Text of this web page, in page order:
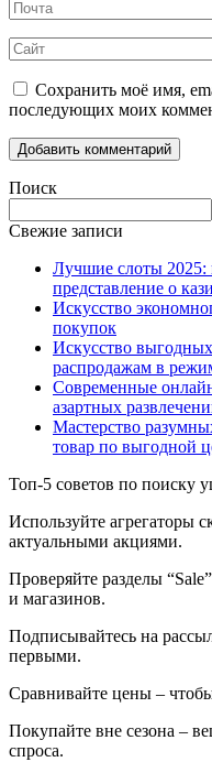
Сохранить моё имя,
последующих моих
Поиск
Свежие записи
Лучшие слоты 2025:
представление о
Искусство
покупок
Искусство
распродажам в
Современные
азартных
Мастерство
товар по выгодной
Топ-5 советов по поиску
Используйте агрегаторы
актуальными акциями.
Проверяйте разделы
и магазинов.
Подписывайтесь на
первыми.
Сравнивайте цены –
Покупайте вне сезона –
спроса.